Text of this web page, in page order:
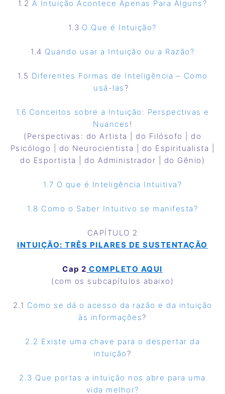
1.2 A Intuição Acontece Apenas Para Alguns?
1.3 O Que é Intuição?
1.4 Quando usar a Intuição ou a Razão?
1.5 Diferentes Formas de Inteligência – Como
usá-las?
1.6 Conceitos sobre a Intuição: Perspectivas e
Nuances !
(Perspectivas: do Artista | do Filósofo | do
Psicólogo | do Neurocientista | do Espiritualista |
do Esportista | do Administrador | do Gênio)
1.7 O que é Inteligência Intuitiva?
1.8 Como o Saber Intuitivo se manifesta?
CAPÍTULO 2
INTUIÇÃO: TRÊS PILARES DE SUSTENTAÇÃO
Cap 2 COMPLETO AQUI
(com os subcapítulos abaixo)
2.1 Como se dá o acesso da razão e da intuição
às informações?
2.2 Existe uma chave para o despertar da
intuição?
2.3 Que portas a intuição nos abre para uma
vida melhor?